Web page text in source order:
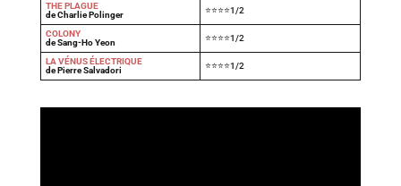
THE PLAGUE
de Charlie Polinger
⭐⭐⭐⭐1/2
COLONY
de Sang-Ho Yeon
⭐⭐⭐⭐1/2
LA VÉNUS ÉLECTRIQUE
de Pierre Salvadori
⭐⭐⭐⭐1/2